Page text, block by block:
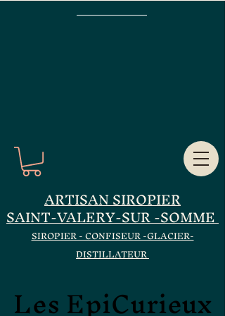
ARTISAN SIROPIER
SAINT-VALERY-SUR -SOMME
SIROPIER - CONFISEUR -GLACIER-
DISTILLATEUR
Les EpiCurieux
Les EpiCurieux